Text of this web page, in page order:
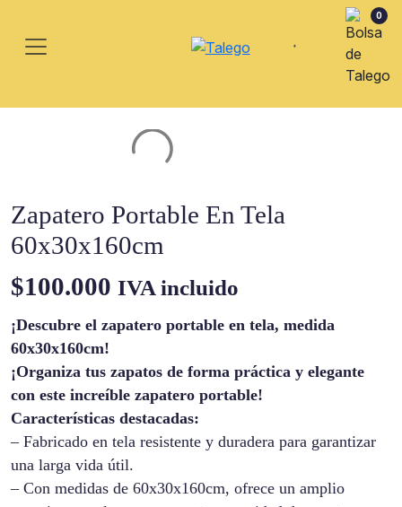
0
Zapatero Portable En Tela
60x30x160cm
$100.000 IVA incluido
¡Descubre el zapatero portable en tela, medida
60x30x160cm!
¡Organiza tus zapatos de forma práctica y elegante
con este increíble zapatero portable!
Características destacadas:
– Fabricado en tela resistente y duradera para garantizar
una larga vida útil.
– Con medidas de 60x30x160cm, ofrece un amplio